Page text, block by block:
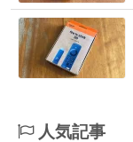
人気記事